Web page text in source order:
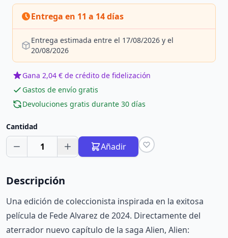
Entrega en 11 a 14 días
Entrega estimada entre el 17/08/2026 y el
20/08/2026
Gana 2,04 € de crédito de fidelización
Gastos de envío gratis
Devoluciones gratis durante 30 días
Cantidad
1 Añadir
Descripción
Una edición de coleccionista inspirada en la exitosa
película de Fede Alvarez de 2024. Directamente del
aterrador nuevo capítulo de la saga Alien, Alien: